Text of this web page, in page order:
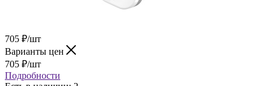
705 ₽/шт
Варианты цен
705 ₽/шт
Подробности